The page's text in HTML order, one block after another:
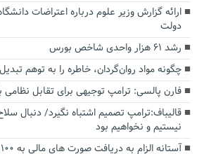
ارائه گزارش وزیر علوم درباره اعتراضات
دولت
رشد ۶۱ هزار واحدی شاخص بورس
چگونه مواد روان‌گردان، خاطره را به توهم
فارن پالسی: ترامپ توجیهی برای تقابل نظامی
قالیباف:ترامپ تصمیم اشتباه نگیرد/ دنبال
نیستیم و نخواهیم بود